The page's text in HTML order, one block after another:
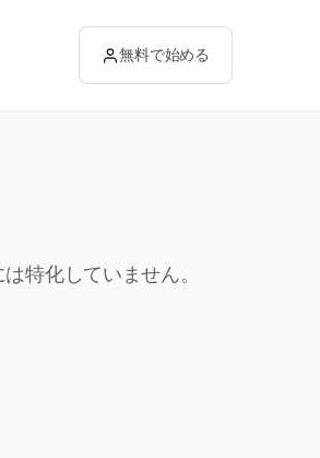
無料で始める
特化していません。